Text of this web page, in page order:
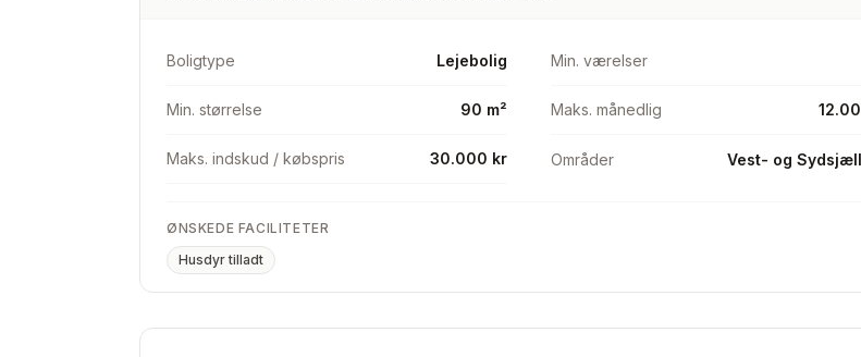
Boligtype Lejebolig Min. værelser
Min. størrelse 90 m² Maks. månedlig
Maks. indskud / købspris 30.000 kr Områder Vest- og
ØNSKEDE FACILITETER
Husdyr tilladt